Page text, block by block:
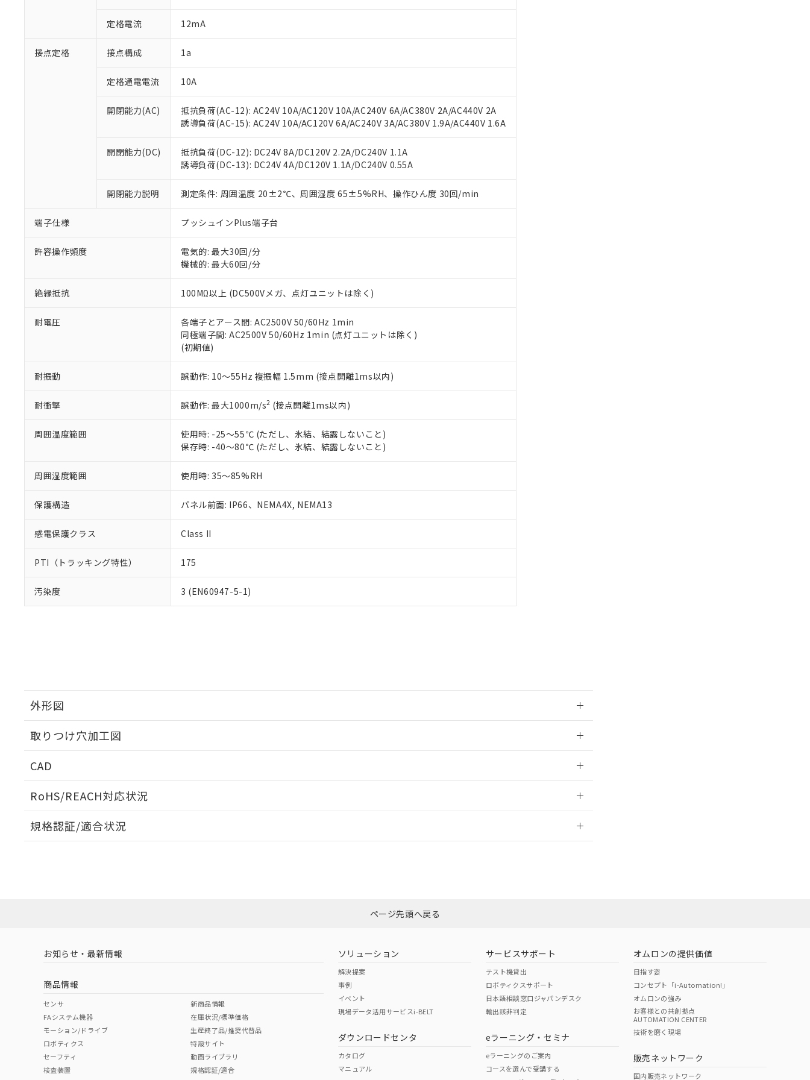
定格電流 12mA
接点定格 接点構成 1a
定格通電電流 10A
開閉能力(AC)
抵抗負荷(AC-12): AC24V 10A/AC120V 10A/AC240V 6A/AC380V 2A/AC440V 2A
誘導負荷(AC-15): AC24V 10A/AC120V 6A/AC240V 3A/AC380V 1.9A/AC440V 1.6A
開閉能力(DC)
抵抗負荷(DC-12): DC24V 8A/DC120V 2.2A/DC240V 1.1A
誘導負荷(DC-13): DC24V 4A/DC120V 1.1A/DC240V 0.55A
開閉能力説明 測定条件: 周囲温度 20±2℃、周囲湿度 65±5%RH、操作ひん度 30回/min
端子仕様 プッシュインPlus端子台
許容操作頻度
電気的: 最大30回/分
機械的: 最大60回/分
絶縁抵抗 100MΩ以上 (DC500Vメガ、点灯ユニットは除く)
耐電圧
各端子とアース間: AC2500V 50/60Hz 1min
同極端子間: AC2500V 50/60Hz 1min (点灯ユニットは除く)
(初期値)
耐振動 誤動作: 10～55Hz 複振幅 1.5mm (接点開離1ms以内)
耐衝撃 誤動作: 最大1000m/s2 (接点開離1ms以内)
周囲温度範囲
使用時: -25～55℃ (ただし、氷結、結露しないこと)
保存時: -40～80℃ (ただし、氷結、結露しないこと)
周囲湿度範囲 使用時: 35～85%RH
保護構造 パネル前面: IP66、NEMA4X, NEMA13
感電保護クラス Class II
PTI（トラッキング特性） 175
汚染度 3 (EN60947-5-1)
外形図
取りつけ穴加工図
CAD
RoHS/REACH対応状況
EU RoHS 注意事項・凡例
ダウンロードはこちら
中国 RoHS 注意事項・凡例
中国 RoHS表
Pb Hg Cr(VI)
O O
規格認証/適合状況
以下の条件をお読みいただき、同意のうえご利用ください。
くものです。
在庫状況および標準価格照会結果は、記載している更新日時点での社内データに基づき作成されるも
正式な納期状況および標準価格はお客様のお取引先、またはお客様担当のオムロン制御機器販売店・
当社販売員にご相談ください。
オムロン制御機器販売店や当社販売拠点は「 販売ネットワーク
」をご確認ください。
す。
マイパーツ機能（部品リスト作成サービス）をご利用いただくには、I-Webメンバーズにご登録され
ている必要があります。
お客様が当ウェブサイト上で当社にご登録された部品リストについて、当社および当社の共同利用者
が、当社の製品・サービスに関するお客様との取引・商談に必要な範囲で利用することをご了承くだ
さい。
*EU RoHS指令（10物質）：
鉛(Pb) 1000ppm以下、 水銀(Hg) 1000ppm以下、 カドミウム(Cd) 100ppm以下、
ル（DBP） 1000ppm以下、フタル酸ジイソブチル (DIBP) 1000ppm以下
フタル酸エステル類の４物質については閾値を超える意図的な使用がないことを確認しています。
※2 対応予定月
※3 非含有証明書ダウンロード
下記の非含有証明書をダウンロードすることができます。
EU RoHS指令（10物質）の非含有証明書
51物質の非含有証明書（当社基準）
※本証明書は発行日時点で非含有を証明するもので、過去に遡って非含有を証明するものではありません。
また、RoHS指令のフタル酸エステル類４物質の対応では、対応完了までの期間は出荷製品に未対応品が
混在することから備考欄に対応日を記載しておりました。
既に当社にて対応品への在庫切替を完了していることから、特段のことがない限り、2022年1月12日よ
り割愛しております。
「○」：最大均質材料含有率が中国RoHSの基準値以下であることを示します。
「×」：最大均質材料含有率が中国RoHSの基準値を超えていることを示します。
「－」：未確認です。当社販売部門へお問い合わせください。
Cr(Ⅵ)(六価クロム) : 1000ppm、 PBBs(ポリ臭化ビフェニル類) : 1000ppm、 PBDEs(ポリ臭化ジフェニルエーテル類) : 1000ppm、
DEHP(フタル酸ビス(2-エチルヘキシル)) : 1000ppm
※2 環境保護使用期限
「ｅ」：有害物質（10物質）のすべてが基準値以下であることを示します。
「10」：通常の使用状況下において有害物質が外部に漏えいし、環境に深刻な影響を及ぼさない年数を意
「－」：未確認です。当社販売部門へお問い合わせください。
う）を輸出または国外への提供する場合は、日本国政府の輸出許可(または役務取引許可)を取得する
当社は規制貨物を破棄する場合は、完全に破砕するなど、違法に輸出されないよう必要な手段を講じ
当社は貴社製品を、核兵器、ミサイル、化学兵器、生物兵器またはその他武器並びにこれらの製造装
置等に一切使用いたしません。
当社は、貴社製品を第三者に販売する場合は、上記1、2および3の内容を当該第三者に通知します。
また当社は、販売先および販売に係わる関係者が違法に輸出するおそれがある場合は、取り引きをい
合意する キャンセル
△ 一定数には満たないが在庫あり
－
在庫なし(最新の在庫状況については、お客様のお取引先、またはお客様担当のオムロン制御
機器販売店・当社販売員にご確認ください)
空
白
受注生産機種、また在庫状況の情報を公開していない機種
ページ先頭へ戻る
お知らせ・最新情報
商品情報
センサ
FAシステム機器
モーション/ドライブ
ロボティクス
セーフティ
検査装置
新商品情報
在庫状況/標準価格
生産終了品/推奨代替品
特設サイト
動画ライブラリ
規格認証/適合
ソリューション
解決提案
事例
イベント
現場データ活用サービスi-BELT
ダウンロードセンタ
カタログ
マニュアル
サービスサポート
テスト機貸出
ロボティクスサポート
日本語相談窓口ジャパンデスク
輸出該非判定
eラーニング・セミナ
eラーニングのご案内
コースを選んで受講する
オムロンの提供価値
目指す姿
コンセプト「i-Automation!」
オムロンの強み
お客様との共創拠点
AUTOMATION CENTER
技術を磨く現場
販売ネットワーク
国内販売ネットワーク